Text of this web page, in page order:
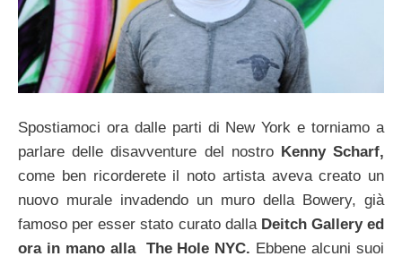
Spostiamoci ora dalle parti di New York e torniamo a
parlare delle disavventure del nostro Kenny Scharf,
come ben ricorderete il noto artista aveva creato un
nuovo murale invadendo un muro della Bowery, già
famoso per esser stato curato dallaDeitch Gallery ed
ora in mano alla The Hole NYC. Ebbene alcuni suoi